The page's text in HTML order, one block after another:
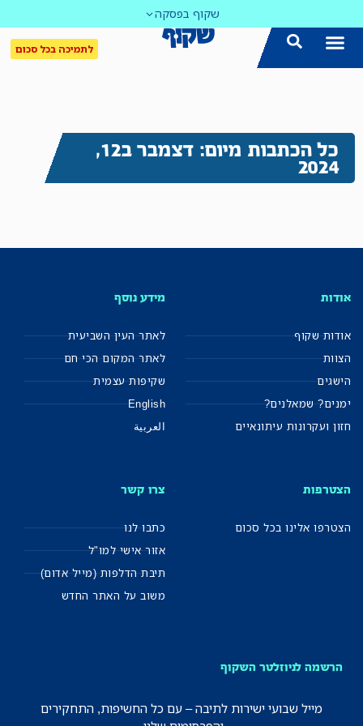
שקוף בפסקה
לתמיכה בכל סכום
כל הכתבות מיום: דצמבר ב12,
2024
אודות
אודות שקוף
הצוות
הישגים
ימנים? שמאלנים?
חזון ועקרונות עיתונאיים
מידע נוסף
לאתר העין השביעית
לאתר המקום הכי חם
שקיפות עצמית
English
العربية
הצטרפות
הצטרפו אלינו בכל סכום
צרו קשר
כתבו לנו
אזור אישי למו"ל
תיבת הדלפות (מייל אדום)
משוב על האתר החדש
הרשמה לניוזלטר השקוף
מייל שבועי ישירות לתיבה – עם כל החשיפות, התחקירים